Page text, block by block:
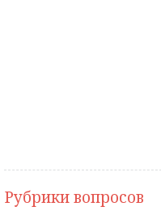
Рубрики вопросов